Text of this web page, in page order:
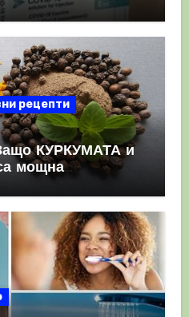
причиняват
рецепти
КУРКУМАТА и
мощна